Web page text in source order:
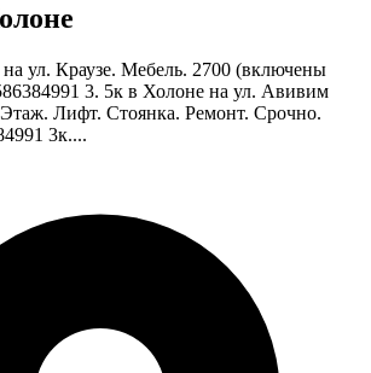
ул. Краузе. Мебель. 2700 (включены
3. 5к в Холоне на ул. Авивим
Лифт. Стоянка. Ремонт. Срочно.
3к....